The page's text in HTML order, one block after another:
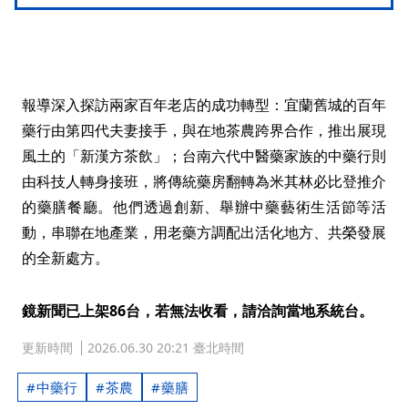
報導深入探訪兩家百年老店的成功轉型：宜蘭舊城的百年
藥行由第四代夫妻接手，與在地茶農跨界合作，推出展現
風土的「新漢方茶飲」；台南六代中醫藥家族的中藥行則
由科技人轉身接班，將傳統藥房翻轉為米其林必比登推介
的藥膳餐廳。他們透過創新、舉辦中藥藝術生活節等活
動，串聯在地產業，用老藥方調配出活化地方、共榮發展
的全新處方。
鏡新聞已上架86台，若無法收看，請洽詢當地系統台。
更新時間 2026.06.30 20:21 臺北時間
中藥行 茶農 藥膳